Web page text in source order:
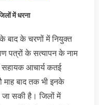
में धरना
के चरणों में नियुक्त
पत्रों के सत्यापन के नाम
सहायक आचार्य कतई
माह बाद तक भी इनके
जा सकी है। जिलों में